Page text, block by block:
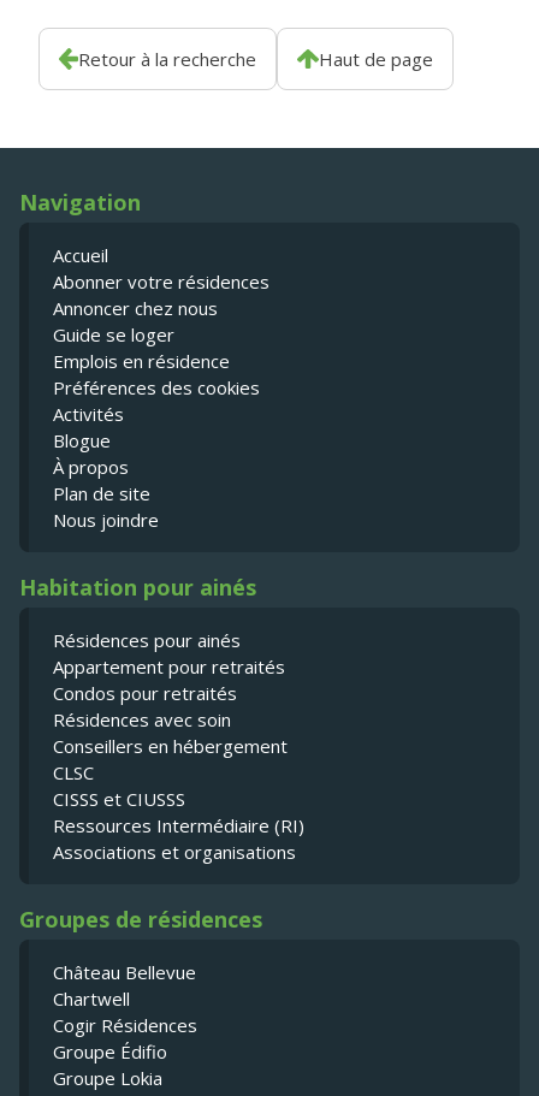
Retour à la recherche Haut de page
Navigation
Accueil
Abonner votre résidences
Annoncer chez nous
Guide se loger
Emplois en résidence
Préférences des cookies
Activités
Blogue
À propos
Plan de site
Nous joindre
Habitation pour ainés
Résidences pour ainés
Appartement pour retraités
Condos pour retraités
Résidences avec soin
Conseillers en hébergement
CLSC
CISSS et CIUSSS
Ressources Intermédiaire (RI)
Associations et organisations
Groupes de résidences
Château Bellevue
Chartwell
Cogir Résidences
Groupe Édifio
Groupe Lokia